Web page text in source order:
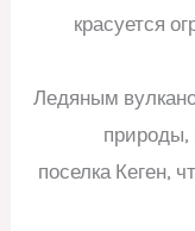
красуется
Ледяным
природы,
поселка Кеген,